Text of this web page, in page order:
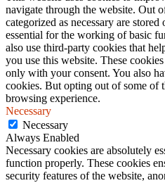
navigate through the website. Out
categorized as necessary are
essential for the working of basic
also use third-party cookies that
you use this website. These
only with your consent. You also
cookies. But opting out of some of
browsing experience.
Necessary
Necessary
Always Enabled
Necessary cookies are absolutely
function properly. These cookies
security features of the website,